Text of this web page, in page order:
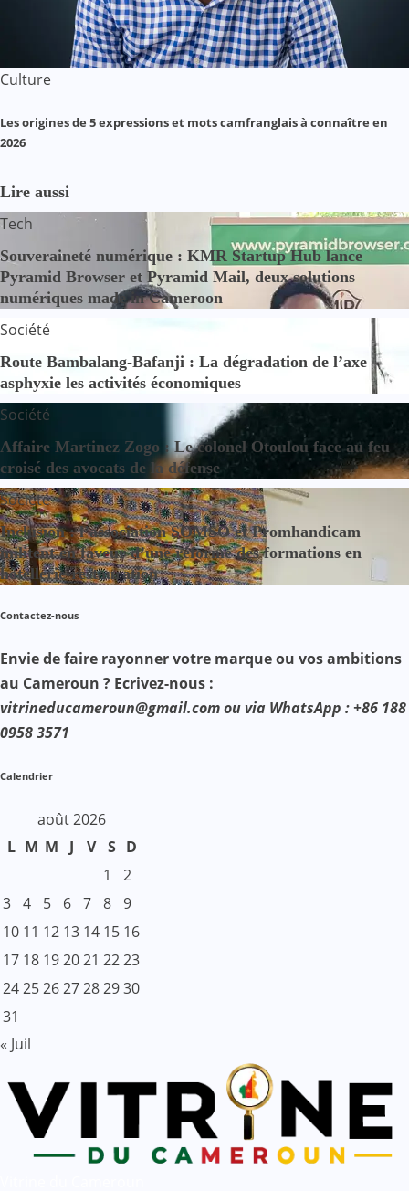
Culture
Les origines de 5 expressions et mots camfranglais à connaître en
2026
Lire aussi
Tech
Souveraineté numérique : KMR Startup Hub lance
Pyramid Browser et Pyramid Mail, deux solutions
numériques made in Cameroon
Société
Route Bambalang-Bafanji : La dégradation de l’axe
asphyxie les activités économiques
Société
Affaire Martinez Zogo : Le colonel Otoulou face au feu
croisé des avocats de la défense
Société
Inclusion : l’association SOMSO et Promhandicam
militent en faveur d’une réforme des formations en
hôtellerie-restauration
Contactez-nous
Envie de faire rayonner votre marque ou vos ambitions
au Cameroun ? Ecrivez-nous :
vitrineducameroun@gmail.com ou via WhatsApp : +86 188
0958 3571
Calendrier
août 2026
L M M J V S D
1
2
3 4 5 6 7 8 9
10 11 12 13 14 15 16
17 18 192021 2223
24252627282930
31
« Juil